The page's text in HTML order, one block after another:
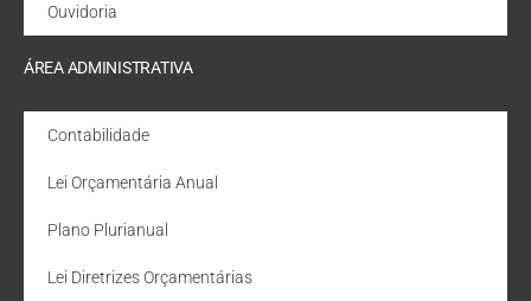
Ouvidoria
ÁREA ADMINISTRATIVA
Contabilidade
Lei Orçamentária Anual
Plano Plurianual
Lei Diretrizes Orçamentárias